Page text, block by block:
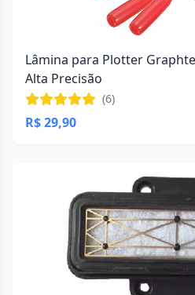
Lâmina para Plotter
Alta Precisão
(6)
R$ 29,90